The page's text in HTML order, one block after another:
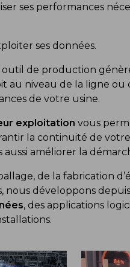
ses performances
ses données.
outil de production
au niveau de la ligne ou
de votre usine.
exploitation vous
la continuité de
aussi améliorer la
de la fabrication
nous développons
, des applications